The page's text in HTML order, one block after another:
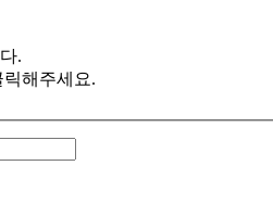
.
해주세요.